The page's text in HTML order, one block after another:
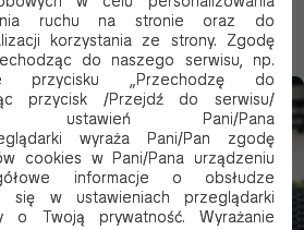
ruchu na stronie oraz do
korzystania ze strony. Zgodę
do naszego serwisu, np.
przycisku „Przechodzę do
przycisk /Przejdź do serwisu/
ustawień Pani/Pana
wyraża Pani/Pan zgodę
cookies w Pani/Pana urządzeniu
informacje o obsłudze
się w ustawieniach przeglądarki
o Twoją prywatność. Wyrażanie